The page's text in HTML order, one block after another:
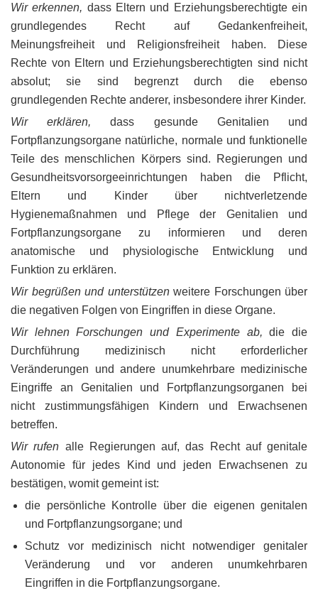
Wir erkennen, dass Eltern und Erziehungsberechtigte ein
grundlegendes Recht auf Gedankenfreiheit,
Meinungsfreiheit und Religionsfreiheit haben. Diese
Rechte von Eltern und Erziehungsberechtigten sind nicht
absolut; sie sind begrenzt durch die ebenso
grundlegenden Rechte anderer, insbesondere ihrer Kinder.
Wir erklären,dass gesunde Genitalien und
Fortpflanzungsorgane natürliche, normale und funktionelle
Teile des menschlichen Körpers sind. Regierungen und
Gesundheitsvorsorgeeinrichtungen haben die Pflicht,
Eltern und Kinder über nichtverletzende
Hygienemaßnahmen und Pflege der Genitalien und
Fortpflanzungsorgane zu informieren und deren
anatomische und physiologische Entwicklung und
Funktion zu erklären.
Wir begrüßen und unterstützen weitere Forschungen über
die negativen Folgen von Eingriffen in diese Organe.
Wir lehnen Forschungen und Experimente ab,die die
Durchführung medizinisch nicht erforderlicher
Veränderungen und andere unumkehrbare medizinische
Eingriffe an Genitalien und Fortpflanzungsorganen bei
nicht zustimmungsfähigen Kindern und Erwachsenen
betreffen.
Wir rufen alle Regierungen auf, das Recht auf genitale
Autonomie für jedes Kind und jeden Erwachsenen zu
bestätigen, womit gemeint ist:
die persönliche Kontrolle über die eigenen genitalen
und Fortpflanzungsorgane; und
Schutz vor medizinisch nicht notwendiger genitaler
Veränderung und vor anderen unumkehrbaren
Eingriffen in die Fortpflanzungsorgane.